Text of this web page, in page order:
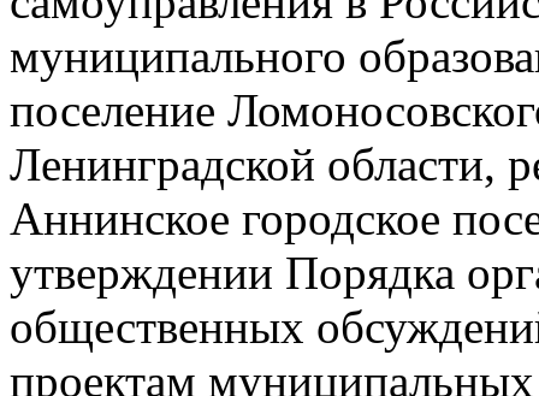
муниципального
поселение
Ленинградской области,
Аннинское городское
утверждении Порядка
общественных
проектам